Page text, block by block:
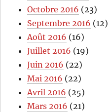
Octobre 2016 (23)
Septembre 2016 (12)
Août 2016 (16)
Juillet 2016 (19)
Juin 2016 (22)
Mai 2016 (22)
Avril 2016 (25)
Mars 2016 (21)